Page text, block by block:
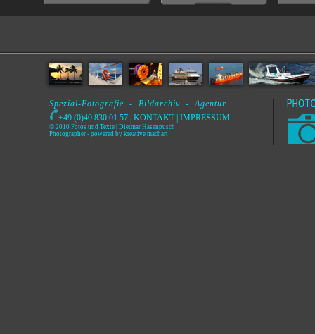
Spezial-Fotografie - Bildarchiv - Agentur
+49 (0)40 830 01 57 | KONTAKT| IMPRESSUM
© 2010 Fotos und Texte | Dietmar Hasenpusch
Photographer - powered by kreative machart